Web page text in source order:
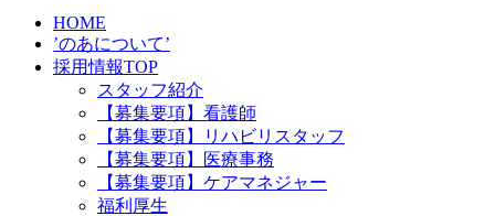
HOME
’のあについて’
採用情報TOP
スタッフ紹介
【募集要項】看護師
【募集要項】リハビリスタッフ
【募集要項】医療事務
【募集要項】ケアマネジャー
福利厚生